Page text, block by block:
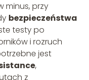
minus, przy
bezpieczeństwa
testy po
i rozruch
jest
,
z